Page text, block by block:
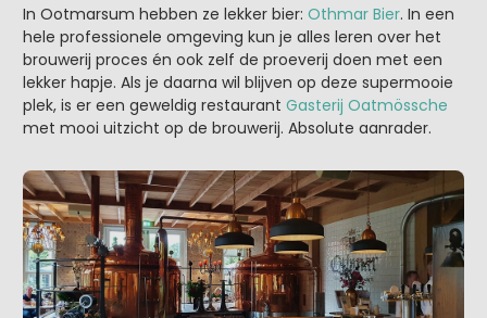
In Ootmarsum hebben ze lekker bier: Othmar Bier. In een
hele professionele omgeving kun je alles leren over het
brouwerij proces én ook zelf de proeverij doen met een
lekker hapje. Als je daarna wil blijven op deze supermooie
plek, is er een geweldig restaurant Gasterij Oatmössche
met mooi uitzicht op de brouwerij. Absolute aanrader.